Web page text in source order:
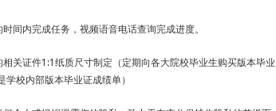
间内完成任务，视频语音电话查询完成进度。
关证件1:1纸质尺寸制定（定期向各大院校毕业生购买版本毕业
校内部版本毕业证成绩单）